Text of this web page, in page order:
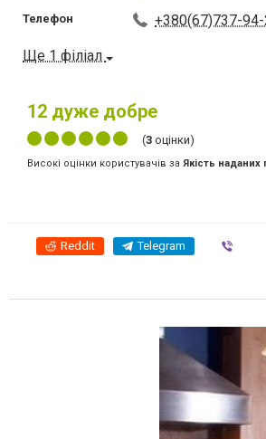
Телефон +380(67)737-
Ще 1 філіал
12 дуже добре
(3 оцінки)
Високі оцінки користувачів за Якість наданих
Reddit Telegram